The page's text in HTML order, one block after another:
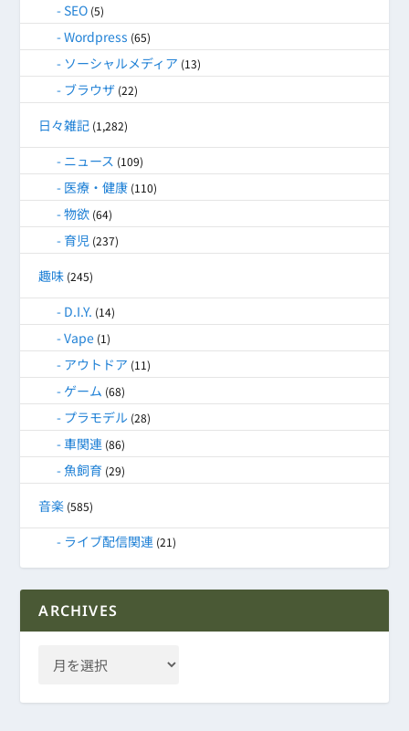
SEO (5)
Wordpress (65)
ソーシャルメディア (13)
ブラウザ (22)
日々雑記 (1,282)
ニュース (109)
医療・健康 (110)
物欲 (64)
育児 (237)
趣味 (245)
D.I.Y. (14)
Vape (1)
アウトドア (11)
ゲーム (68)
プラモデル (28)
車関連 (86)
魚飼育 (29)
音楽 (585)
ライブ配信関連 (21)
ARCHIVES